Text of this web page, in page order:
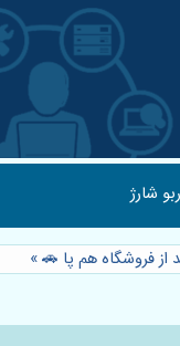
شارژ
از فروشگاه هم پا 🚗»